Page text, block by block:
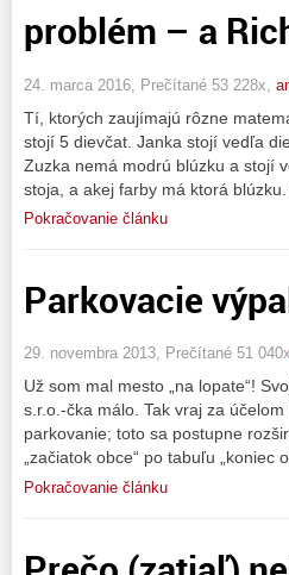
problém – a
24. marca 2016, Prečítané 53 228x,
Tí, ktorých zaujímajú rôzne
stojí 5 dievčat. Janka stojí vedľa
Zuzka nemá modrú blúzku a stojí
stoja, a akej farby má ktorá
Pokračovanie článku
Parkovacie
29. novembra 2013, Prečítané 51
Už som mal mesto „na lopate“!
s.r.o.-čka málo. Tak vraj za
parkovanie; toto sa postupne
„začiatok obce“ po tabuľu
Pokračovanie článku